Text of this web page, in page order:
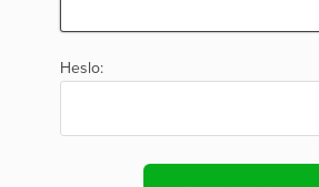
Heslo: